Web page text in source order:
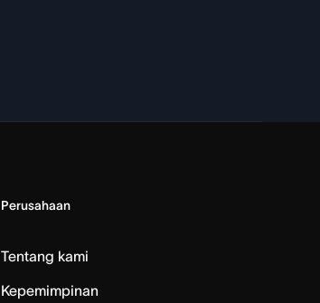
Perusahaan
Tentang kami
Kepemimpinan